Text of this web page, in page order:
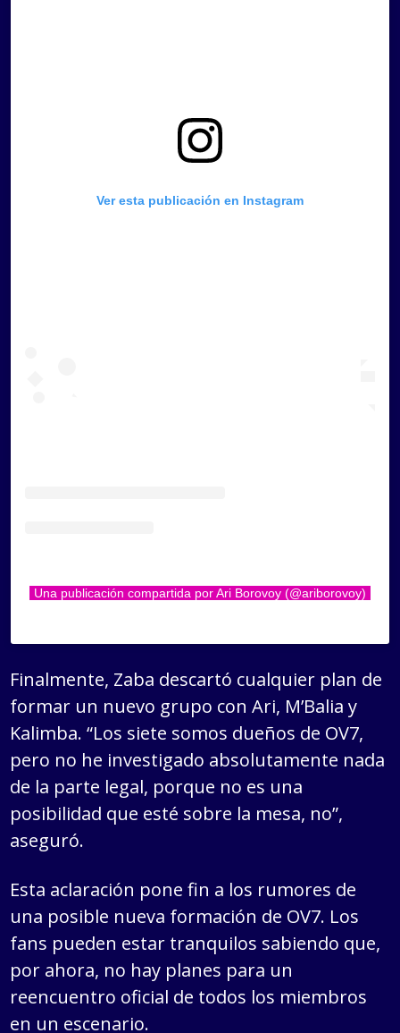
Ver esta publicación en Instagram
Una publicación compartida por Ari Borovoy (@ariborovoy)
Finalmente, Zaba descartó cualquier plan de
formar un nuevo grupo con Ari, M’Balia y
Kalimba. “Los siete somos dueños de OV7,
pero no he investigado absolutamente nada
de la parte legal, porque no es una
posibilidad que esté sobre la mesa, no”,
aseguró.
Esta aclaración pone fin a los rumores de
una posible nueva formación de OV7. Los
fans pueden estar tranquilos sabiendo que,
por ahora, no hay planes para un
reencuentro oficial de todos los miembros
en un escenario.